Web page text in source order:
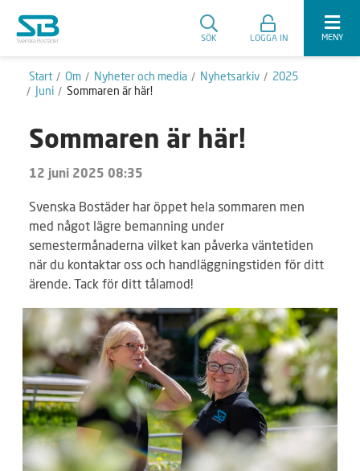
SÖK LOGGA IN MENY
Start Om Nyheter och media Nyhetsarkiv
2025
Juni
Sommaren är här!
Sommaren är här!
12 juni 2025 08:35
Svenska Bostäder har öppet hela sommaren men
med något lägre bemanning under
semestermånaderna vilket kan påverka väntetiden
när du kontaktar oss och handläggningstiden för ditt
ärende. Tack för ditt tålamod!